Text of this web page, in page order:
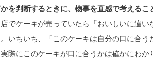
を判断するときに、物事を直感で考えるこ
でケーキが売っていたら「おいしいに違
いちいち、「このケーキは自分の口に合
際にこのケーキが口に合うかは確かにわ